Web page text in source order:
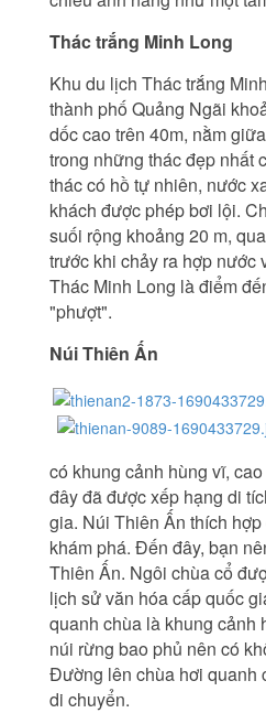
Thác trắng Minh Long
Khu du lịch Thác trắng
thành phố Quảng Ngãi
dốc cao trên 40m, nằm
trong những thác đẹp nhất
thác có hồ tự nhiên, nước
khách được phép bơi lội.
suối rộng khoảng 20 m,
trước khi chảy ra hợp nước
Thác Minh Long là điểm
"phượt".
Núi Thiên Ấn
có khung cảnh hùng vĩ,
đây đã được xếp hạng di
gia. Núi Thiên Ấn thích
khám phá. Đến đây, bạn
Thiên Ấn. Ngôi chùa cổ
lịch sử văn hóa cấp quốc
quanh chùa là khung cảnh
núi rừng bao phủ nên có
Đường lên chùa hơi quanh
di chuyển.